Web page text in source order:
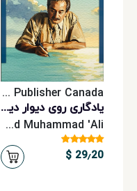
Rahaa Publisher Canada
يادگارى روى ديوار ديگران
Muhammad Muhammad 'Ali
29٫20 $